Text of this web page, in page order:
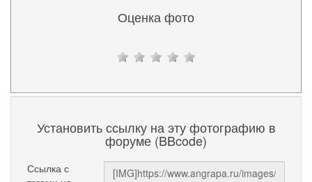
Оценка фото
Установить ссылку на эту фотографию в
форуме (BBcode)
Ссылка с